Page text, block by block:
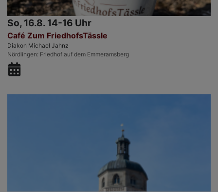
So, 16.8. 14-16 Uhr
Café Zum FriedhofsTässle
Diakon Michael Jahnz
Nördlingen Friedhof auf dem Emmeramsberg